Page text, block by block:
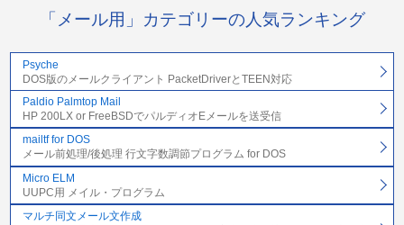
「メール用」カテゴリーの人気ランキング
Psyche
DOS版のメールクライアント PacketDriverとTEEN対応
Paldio Palmtop Mail
HP 200LX or FreeBSDでパルディオEメールを送受信
mailtf for DOS
メール前処理/後処理 行文字数調節プログラム for DOS
Micro ELM
UUPC用 メイル・プログラム
マルチ同文メール文作成